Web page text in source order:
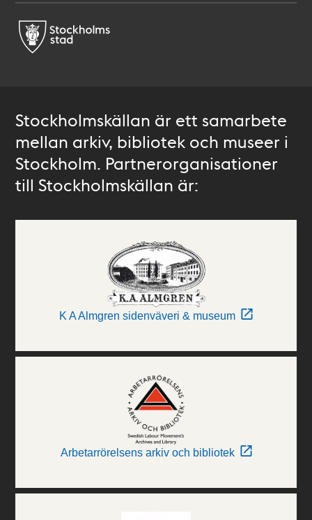
Stockholmskällan är ett samarbete
mellan arkiv, bibliotek och museer i
Stockholm. Partnerorganisationer
till Stockholmskällan är:
K A Almgren sidenväveri & museum
Arbetarrörelsens arkiv och bibliotek